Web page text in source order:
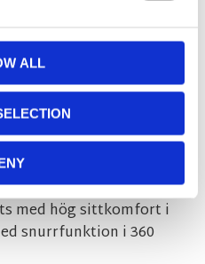
ALL
träunderrede och
microfibertyg
med hög sittkomfort i
snurrfunktion i 360